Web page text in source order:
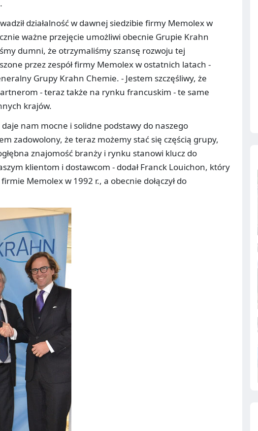
działalność w dawnej siedzibie firmy Memolex w
ważne przejęcie umożliwi obecnie Grupie Krahn
dumni, że otrzymaliśmy szansę rozwoju tej
przez zespół firmy Memolex w ostatnich latach -
Grupy Krahn Chemie. - Jestem szczęśliwy, że
- teraz także na rynku francuskim - te same
krajów.
nam mocne i solidne podstawy do naszego
zadowolony, że teraz możemy stać się częścią grupy,
znajomość branży i rynku stanowi klucz do
klientom i dostawcom - dodał Franck Louichon, który
Memolex w 1992 r., a obecnie dołączył do